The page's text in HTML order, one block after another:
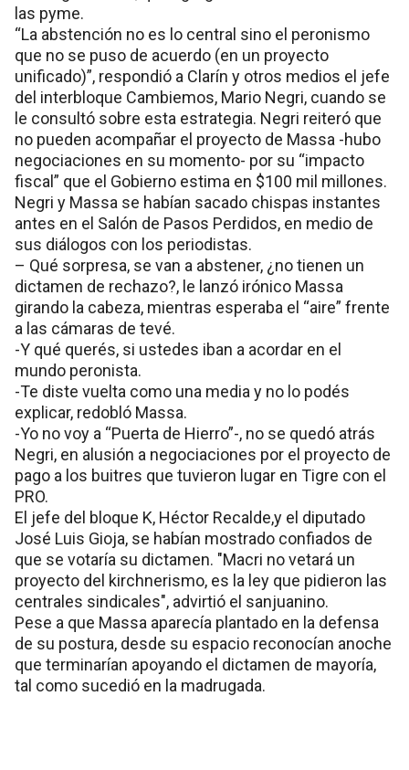
las pyme.
“La abstención no es lo central sino el peronismo
que no se puso de acuerdo (en un proyecto
unificado)”, respondió a Clarín y otros medios el jefe
del interbloque Cambiemos, Mario Negri, cuando se
le consultó sobre esta estrategia. Negri reiteró que
no pueden acompañar el proyecto de Massa -hubo
negociaciones en su momento- por su “impacto
fiscal” que el Gobierno estima en $100 mil millones.
Negri y Massa se habían sacado chispas instantes
antes en el Salón de Pasos Perdidos, en medio de
sus diálogos con los periodistas.
– Qué sorpresa, se van a abstener, ¿no tienen un
dictamen de rechazo?, le lanzó irónico Massa
girando la cabeza, mientras esperaba el “aire” frente
a las cámaras de tevé.
-Y qué querés, si ustedes iban a acordar en el
mundo peronista.
-Te diste vuelta como una media y no lo podés
explicar, redobló Massa.
-Yo no voy a “Puerta de Hierro”-, no se quedó atrás
Negri, en alusión a negociaciones por el proyecto de
pago a los buitres que tuvieron lugar en Tigre con el
PRO.
El jefe del bloque K, Héctor Recalde,y el diputado
José Luis Gioja, se habían mostrado confiados de
que se votaría su dictamen. "Macri no vetará un
proyecto del kirchnerismo, es la ley que pidieron las
centrales sindicales", advirtió el sanjuanino.
Pese a que Massa aparecía plantado en la defensa
de su postura, desde su espacio reconocían anoche
que terminarían apoyando el dictamen de mayoría,
tal como sucedió en la madrugada.